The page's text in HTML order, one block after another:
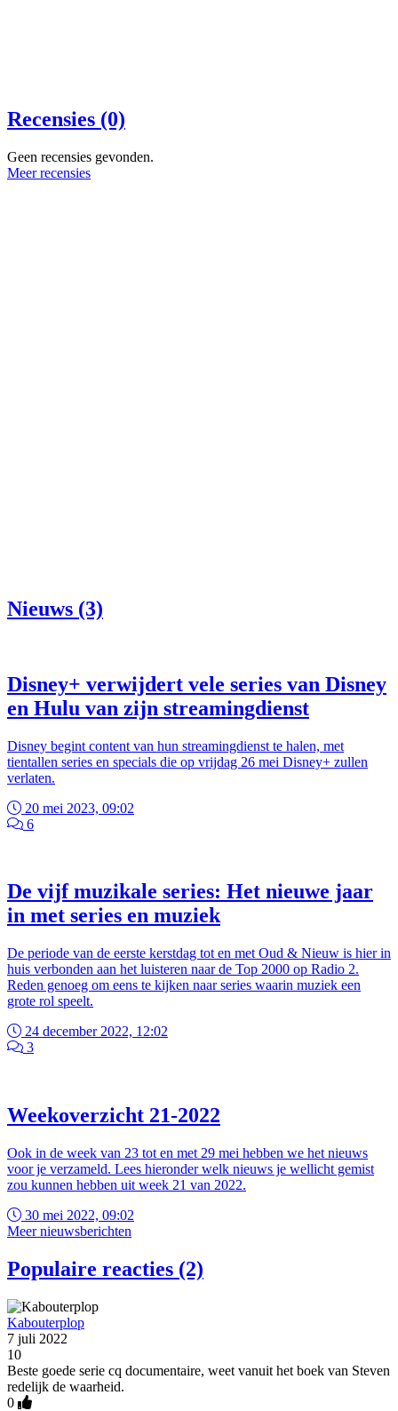
Recensies (0)
Geen recensies gevonden.
Meer recensies
Nieuws (3)
Disney+ verwijdert vele series van Disney
en Hulu van zijn streamingdienst
Disney begint content van hun streamingdienst te halen, met
tientallen series en specials die op vrijdag 26 mei Disney+ zullen
verlaten.
20 mei 2023, 09:02
6
De vijf muzikale series: Het nieuwe jaar
in met series en muziek
De periode van de eerste kerstdag tot en met Oud & Nieuw is hier in
huis verbonden aan het luisteren naar de Top 2000 op Radio 2.
Reden genoeg om eens te kijken naar series waarin muziek een
grote rol speelt.
24 december 2022, 12:02
3
Weekoverzicht 21-2022
Ook in de week van 23 tot en met 29 mei hebben we het nieuws
voor je verzameld. Lees hieronder welk nieuws je wellicht gemist
zou kunnen hebben uit week 21 van 2022.
30 mei 2022, 09:02
Meer nieuwsberichten
Populaire reacties (2)
Kabouterplop
7 juli 2022
10
Beste goede serie cq documentaire, weet vanuit het boek van Steven
redelijk de waarheid.
0